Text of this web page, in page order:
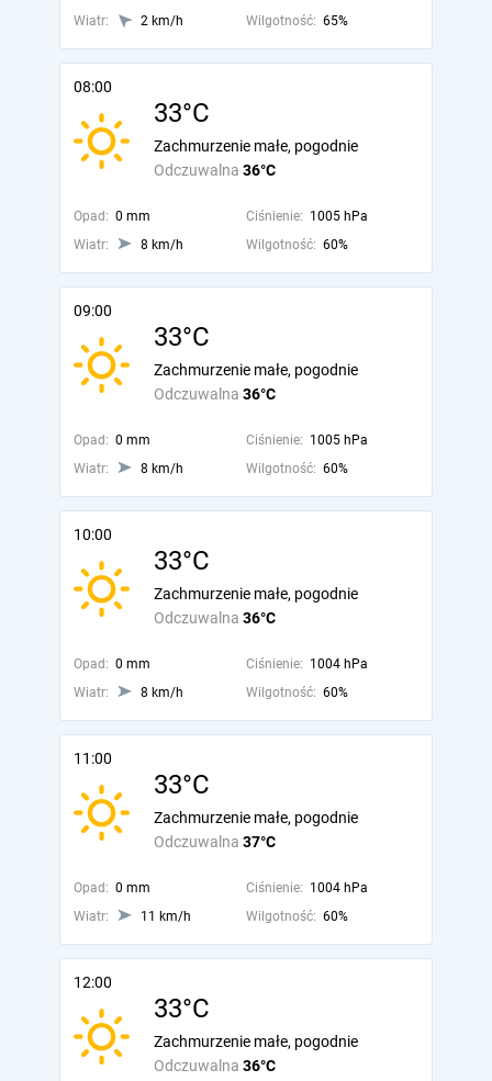
Wiatr: 2 km/h Wilgotność: 65%
08:00
33°C
Odczuwalna 36°C
Zachmurzenie małe, pogodnie
Opad: 0 mm Ciśnienie: 1005 hPa
Wiatr:
8 km/h Wilgotność: 60%
09:00
33°C
Odczuwalna 36°C
Zachmurzenie małe, pogodnie
Opad: 0 mm Ciśnienie: 1005 hPa
Wiatr:
8 km/h Wilgotność: 60%
10:00
33°C
Odczuwalna 36°C
Zachmurzenie małe, pogodnie
Opad: 0 mm Ciśnienie: 1004 hPa
Wiatr:
8 km/h Wilgotność: 60%
11:00
33°C
Odczuwalna 37°C
Zachmurzenie małe, pogodnie
Opad: 0 mm Ciśnienie: 1004 hPa
Wiatr:
11 km/h Wilgotność: 60%
12:00
33°C
Odczuwalna 36°C
Zachmurzenie małe, pogodnie